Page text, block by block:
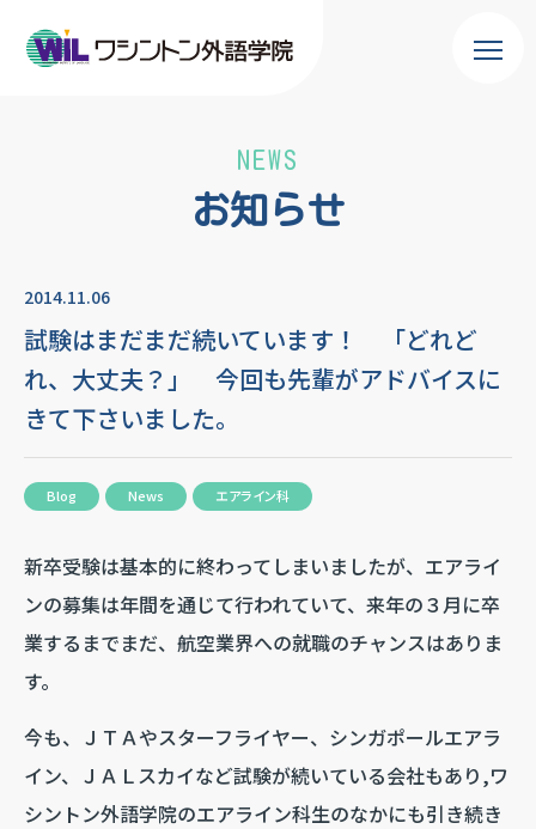
お知らせ
NEWS
2014.11.06
試験はまだまだ続いています！ 「どれど
れ、大丈夫？」 今回も先輩がアドバイスに
きて下さいました。
Blog News エアライン科
新卒受験は基本的に終わってしまいましたが、エアライ
ンの募集は年間を通じて行われていて、来年の３月に卒
業するまでまだ、航空業界への就職のチャンスはありま
す。
今も、ＪＴＡやスターフライヤー、シンガポールエアラ
イン、ＪＡＬスカイなど試験が続いている会社もあり,ワ
シントン外語学院のエアライン科生のなかにも引き続き